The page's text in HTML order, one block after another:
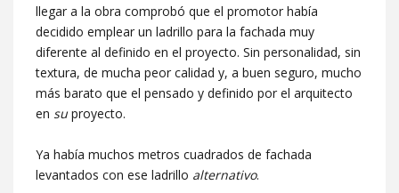
llegar a la obra comprobó que el promotor había
decidido emplear un ladrillo para la fachada muy
diferente al definido en el proyecto. Sin personalidad, sin
textura, de mucha peor calidad y, a buen seguro, mucho
más barato que el pensado y definido por el arquitecto
en su proyecto.
Ya había muchos metros cuadrados de fachada
levantados con ese ladrillo alternativo.